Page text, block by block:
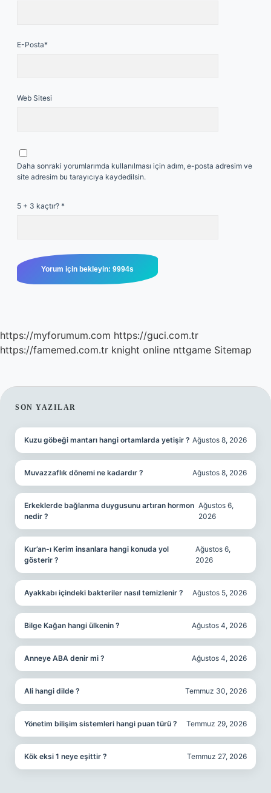
E-Posta*
Web Sitesi
Daha sonraki yorumlarımda kullanılması için adım, e-posta adresim ve
site adresim bu tarayıcıya kaydedilsin.
5 + 3 kaçtır? *
https://myforumum.com https://guci.com.tr
https://famemed.com.tr knight online nttgame Sitemap
SIDEBAR
SON YAZILAR
Kuzu göbeği mantarı hangi ortamlarda yetişir ? Ağustos 8, 2026
Muvazzaflık dönemi ne kadardır ? Ağustos 8, 2026
Erkeklerde bağlanma duygusunu artıran hormon
nedir ?
Ağustos 6,
2026
Kur’an-ı Kerim insanlara hangi konuda yol
gösterir ?
Ağustos 6,
2026
Ayakkabı içindeki bakteriler nasıl temizlenir ? Ağustos 5, 2026
Bilge Kağan hangi ülkenin ? Ağustos 4, 2026
Anneye ABA denir mi ? Ağustos 4, 2026
Ali hangi dilde ? Temmuz 30, 2026
Yönetim bilişim sistemleri hangi puan türü ? Temmuz 29, 2026
Kök eksi 1 neye eşittir ? Temmuz 27, 2026